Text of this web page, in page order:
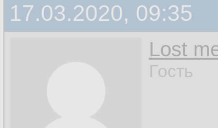
17.03.2020, 09:35
Lost
Гость